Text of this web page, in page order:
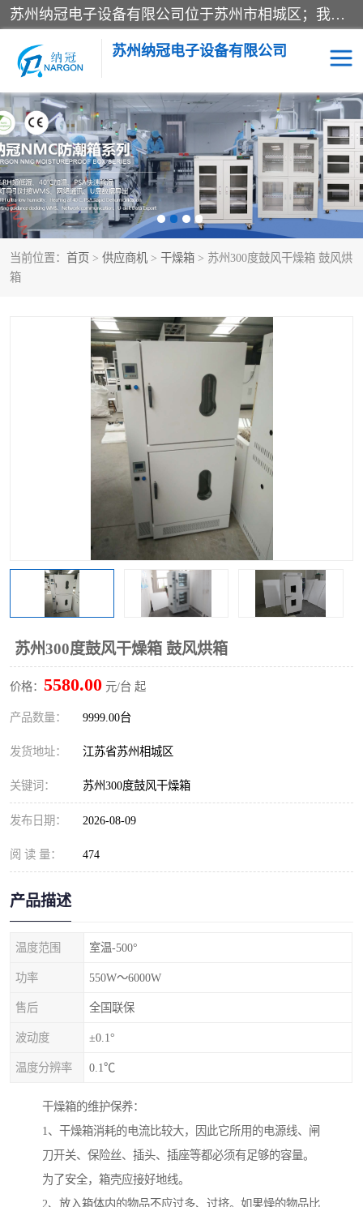
苏州纳冠电子设备有限公司位于苏州市相城区；我司依托国外先进技术结合国内用户的需求，为客户提供具有WMS功能的超低湿快速除湿电子防潮，压缩空气连续干燥柜、智能物料管理氮气储物柜、自制氮氮气柜、防潮氮气组合柜、不锈钢洁净氮气柜、洁净储物柜、石墨舟柜、亮灯导引丝网板存储柜、PCB柔性板气密干燥柜等
苏州纳冠电子设备有限公司
当前位置： 首页 > 供应商机 > 干燥箱 > 苏州300度鼓风干燥箱 鼓风烘
箱
苏州300度鼓风干燥箱 鼓风烘箱
价格： 5580.00 元/台 起
产品数量： 9999.00台
发货地址： 江苏省苏州相城区
关键词： 苏州300度鼓风干燥箱
发布日期： 2026-08-09
阅 读 量： 474
产品描述
温度范围 室温-500°
功率 550W～6000W
售后 全国联保
波动度 ±0.1°
温度分辨率 0.1℃
干燥箱的维护保养：
1、干燥箱消耗的电流比较大，因此它所用的电源线、闸
刀开关、保险丝、插头、插座等都必须有足够的容量。
为了安全，箱壳应接好地线。
2、放入箱体内的物品不应过多、过挤。如果燥的物品比
电子防潮箱 氮气柜
智能料架 干燥箱